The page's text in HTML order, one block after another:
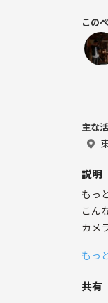
この
主な
説明
もっ
こん
カメ
スト
もっ
共有